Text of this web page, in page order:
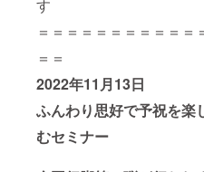
す
＝＝＝＝＝＝＝＝＝＝＝
＝＝
2022年11月13日
ふんわり思好で予祝を楽
むセミナー